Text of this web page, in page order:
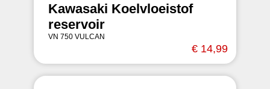
Kawasaki Koelvloeistof
reservoir
VN 750 VULCAN
€ 14,99